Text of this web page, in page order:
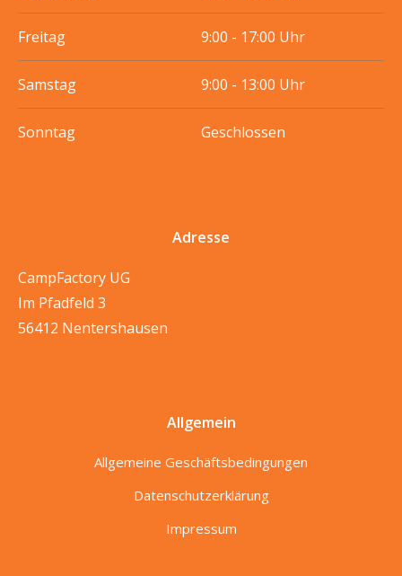
Freitag 9:00 - 17:00 Uhr
Samstag 9:00 - 13:00 Uhr
Sonntag Geschlossen
Adresse
CampFactory UG
Im Pfadfeld 3
56412 Nentershausen
Allgemein
Allgemeine Geschäftsbedingungen
Datenschutzerklärung
Impressum